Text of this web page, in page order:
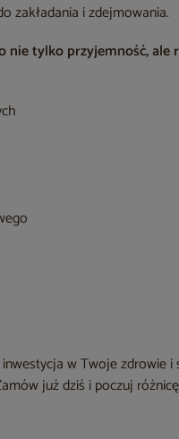
zakładania i zdejmowania.
nie tylko przyjemność,
w Twoje zdrowie
już dziś i poczuj